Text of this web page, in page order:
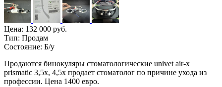
Цена: 132 000 руб.
Тип: Продам
Состояние: Б/у
Продаются бинокуляры стоматологические univet air-x
prismatic 3,5x, 4,5x продает стоматолог по причине ухода из
профессии. Цена 1400 евро.